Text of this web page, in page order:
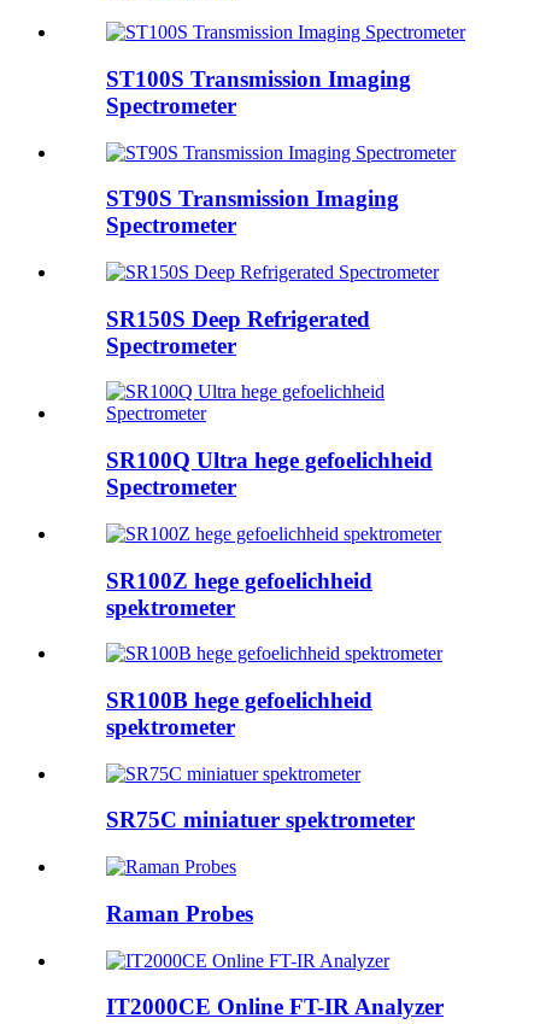
ST100S Transmission Imaging
Spectrometer
ST90S Transmission Imaging
Spectrometer
SR150S Deep Refrigerated
Spectrometer
SR100Q Ultra hege gefoelichheid
Spectrometer
SR100Z hege gefoelichheid
spektrometer
SR100B hege gefoelichheid
spektrometer
SR75C miniatuer spektrometer
Raman Probes
IT2000CE Online FT-IR Analyzer